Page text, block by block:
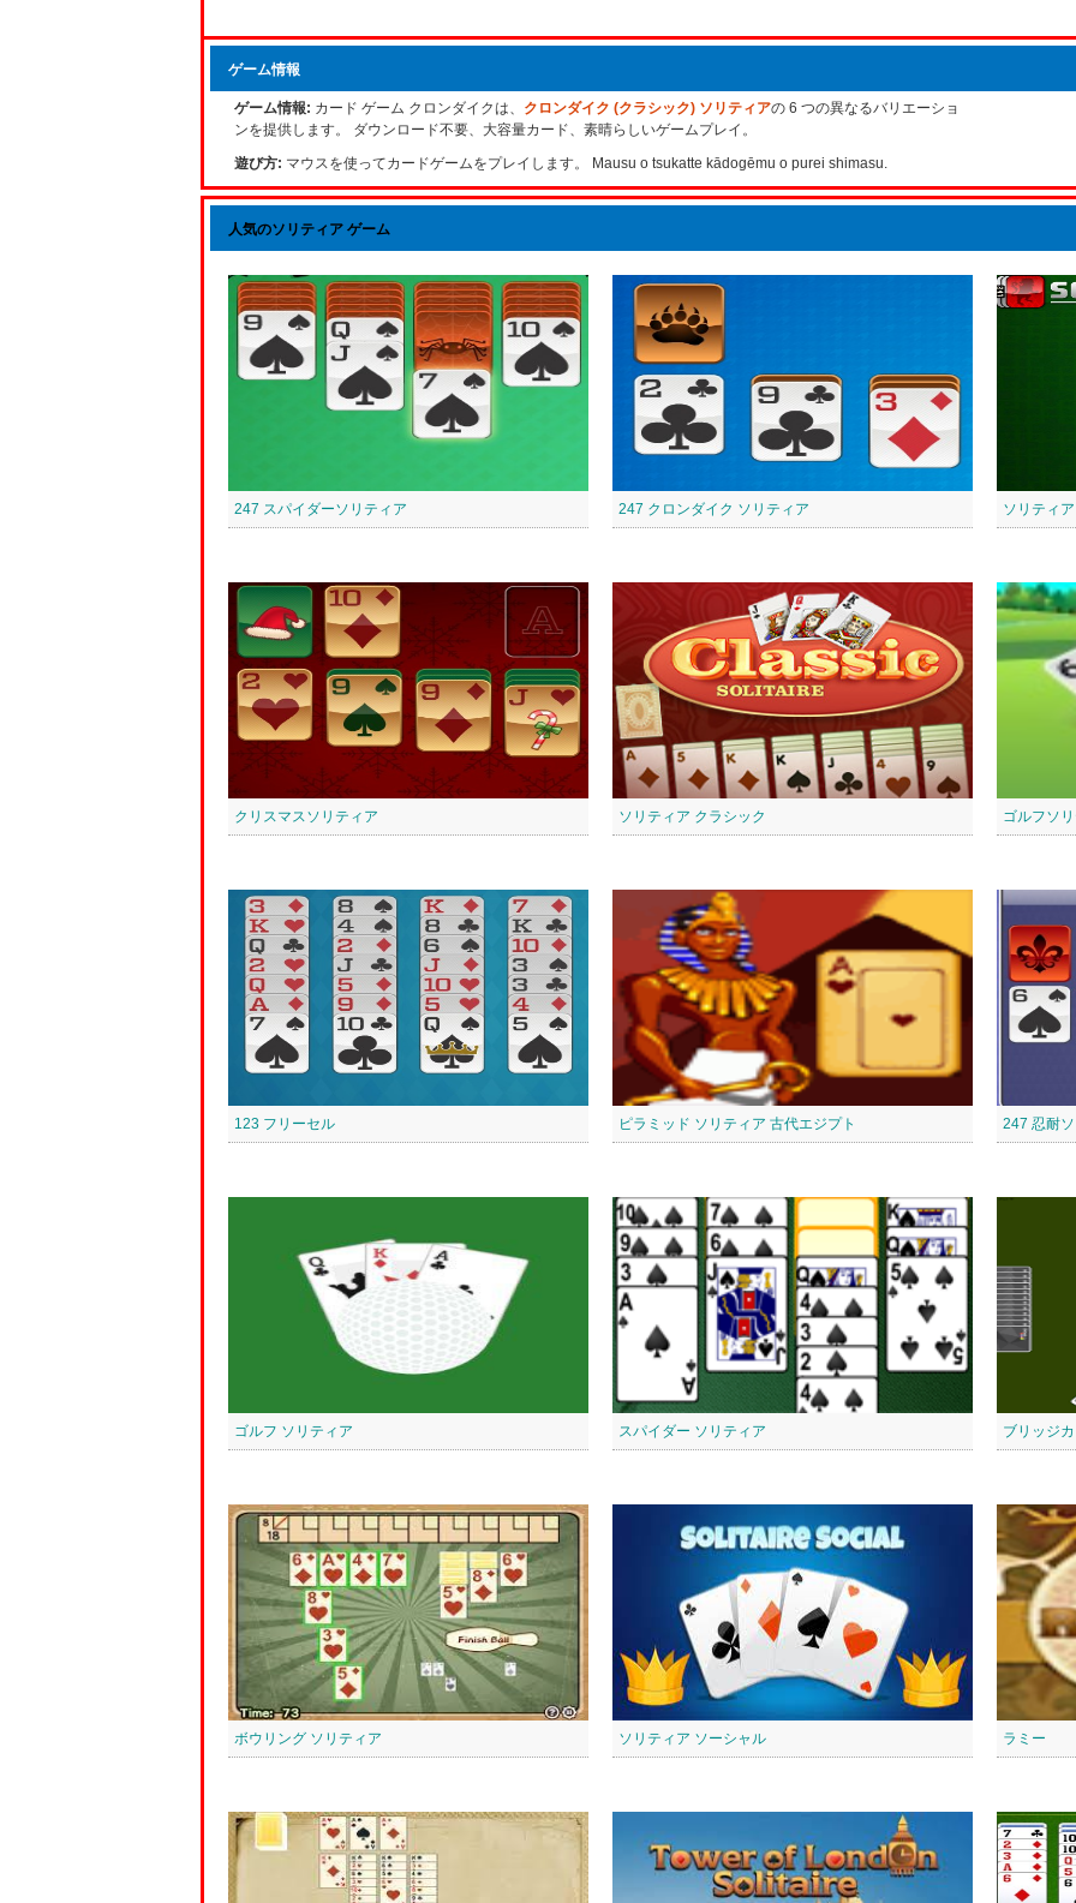
ゲーム情報
ゲーム情報: カード ゲーム クロンダイクは、 クロンダイク (クラシック) ソリティアの 6 つの異なるバリエーショ
ンを提供します。 ダウンロード不要、大容量カード、素晴らしいゲームプレイ。
遊び方: マウスを使ってカードゲームをプレイします。 Mausu o tsukatte kādogēmu o purei shimasu. ​
人気のソリティア ゲーム
247 スパイダーソリティア 247 クロンダイク ソリティア ソリティ
クリスマスソリティア ソリティア クラシック ゴルフソ
123 フリーセル ピラミッド ソリティア 古代エジプト 247 忍耐
ゴルフ ソリティア スパイダー ソリティア ブリッジ
ボウリング ソリティア ソリティア ソーシャル ラミー